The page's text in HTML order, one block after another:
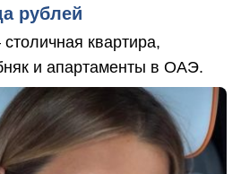
рублей
квартира,
и апартаменты в ОАЭ.